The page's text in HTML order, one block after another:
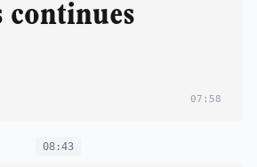
continues
07:58
08:43